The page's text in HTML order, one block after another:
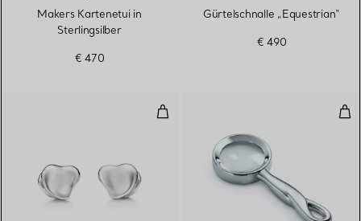
Makers Kartenetui in
Sterlingsilber
€ 470
Gürtelschnalle „Equestrian“
€ 490
Full Heart Manschettenknöpfe